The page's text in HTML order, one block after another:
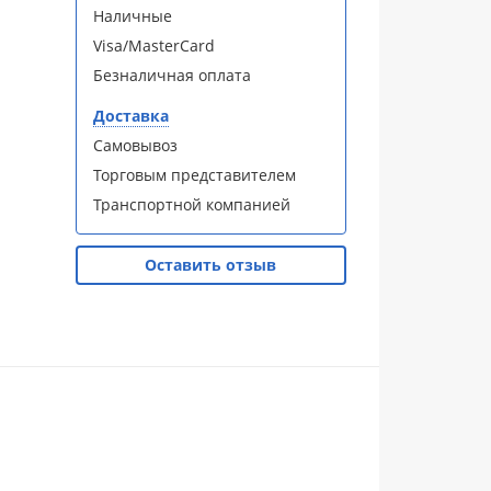
Наличные
Visa/MasterCard
Безналичная оплата
Доставка
Самовывоз
Торговым представителем
Транспортной компанией
Оставить отзыв